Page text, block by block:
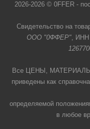
2026-2026 © 0FFER -
Свидетельство на
ООО "0ФФЕР", ИНН
Все ЦЕНЫ, МАТЕРИАЛЫ
приведены как
определяемой
в любое